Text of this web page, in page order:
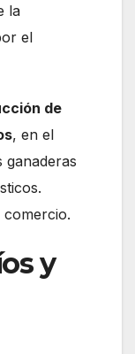
la
el
de
, en el
ganaderas
y